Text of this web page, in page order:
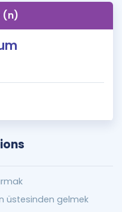
(n)
üstesinden gelmek